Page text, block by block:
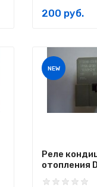
200 руб.
NEW
Реле
отопления